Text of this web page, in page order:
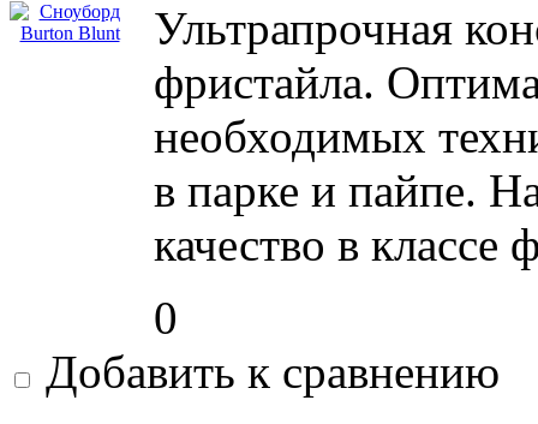
Ультрапрочная
фристайла.
необходимых
в парке и пайпе.
качество в классе
0
Добавить к сравнению